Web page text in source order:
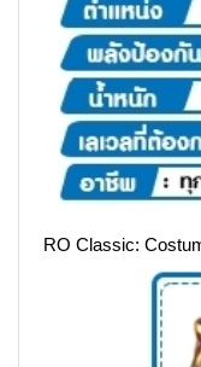
RO Classic: